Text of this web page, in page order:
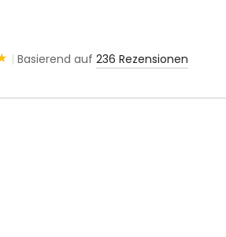
| Basierend auf 236 Rezensionen